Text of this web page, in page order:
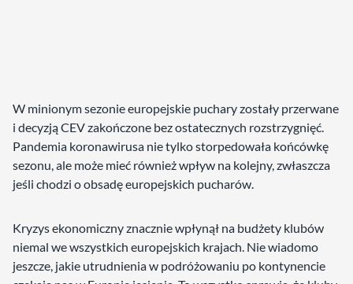
W minionym sezonie europejskie puchary zostały przerwane
i decyzją CEV zakończone bez ostatecznych rozstrzygnięć.
Pandemia koronawirusa nie tylko storpedowała końcówkę
sezonu, ale może mieć również wpływ na kolejny, zwłaszcza
jeśli chodzi o obsadę europejskich pucharów.
Kryzys ekonomiczny znacznie wpłynął na budżety klubów
niemal we wszystkich europejskich krajach. Nie wiadomo
jeszcze, jakie utrudnienia w podróżowaniu po kontynencie